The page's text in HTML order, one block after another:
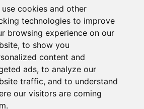
use cookies and other
technologies to improve
browsing experience on our
to show you
content and
ads, to analyze our
traffic, and to understand
our visitors are coming
Quays Road, London
Ltd.